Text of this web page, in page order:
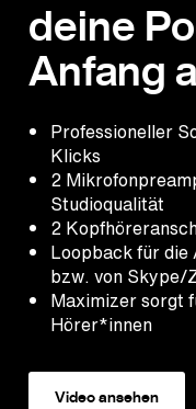
deine
Anfang
Professioneller
Klicks
2
Studioqualität
2
Loopback für die
bzw. von Skype/
Maximizer sorgt
Hörer*innen
Video ansehen